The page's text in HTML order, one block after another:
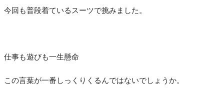
今回も普段着ているスーツで挑みました。
仕事も遊びも一生懸命
この言葉が一番しっくりくるんではないでしょうか。